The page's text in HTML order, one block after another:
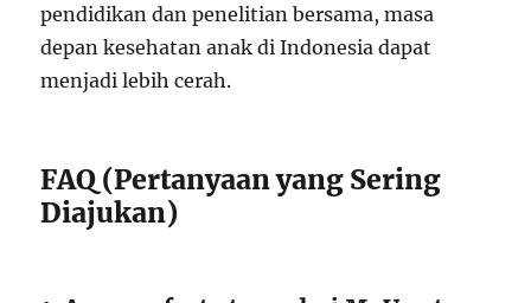
pendidikan dan penelitian bersama, masa
depan kesehatan anak di Indonesia dapat
menjadi lebih cerah.
FAQ (Pertanyaan yang Sering
Diajukan)